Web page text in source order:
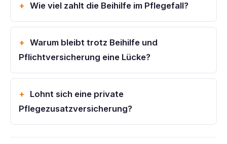
Wie viel zahlt die Beihilfe im Pflegefall?
Warum bleibt trotz Beihilfe und
Pflichtversicherung eine Lücke?
Lohnt sich eine private
Pflegezusatzversicherung?